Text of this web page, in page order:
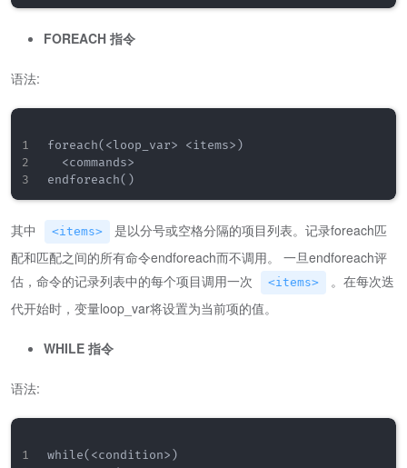
FOREACH 指令
语法:
foreach(<loop_var> <items>)
  <commands>
其中 <items>
是以分号或空格分隔的项目列表。记录foreach匹
配和匹配之间的所有命令endforeach而不调用。 一旦endforeach评
估，命令的记录列表中的每个项目调用一次
<items>
。在每次迭
代开始时，变量loop_var将设置为当前项的值。
WHILE 指令
语法:
while(<condition>)